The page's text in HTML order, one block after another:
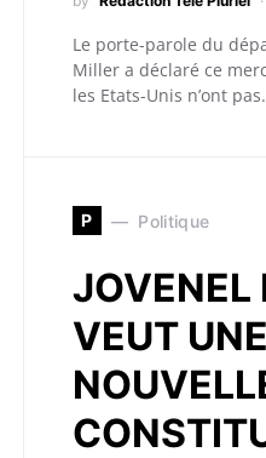
Le porte-parole du
Miller a déclaré ce
les Etats-Unis n’ont
P Politique
JOVENEL
VEUT UNE